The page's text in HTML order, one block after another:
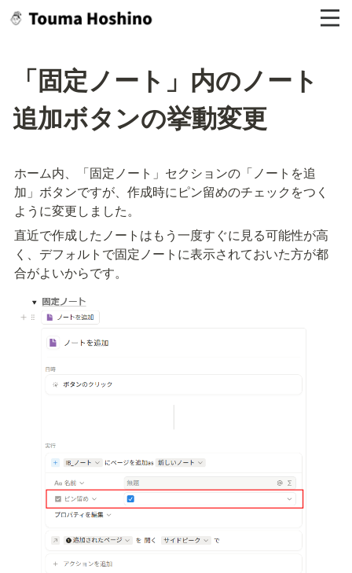
「固定ノート」内のノート
追加ボタンの挙動変更
ホーム内、「固定ノート」セクションの「ノートを追
加」ボタンですが、作成時にピン留めのチェックをつく
ように変更しました。
直近で作成したノートはもう一度すぐに見る可能性が高
く、デフォルトで固定ノートに表示されておいた方が都
合がよいからです。